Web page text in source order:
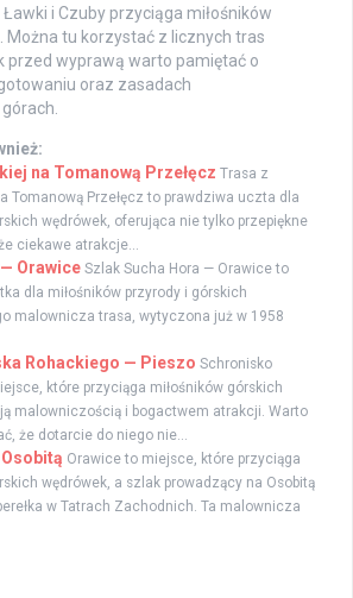
i Czuby przyciąga miłośników
tu korzystać z licznych tras
przed wyprawą warto pamiętać o
oraz zasadach
na Tomanową Przełęcz Trasa z
Tomanową Przełęcz to prawdziwa uczta dla
wędrówek, oferująca nie tylko przepiękne
ciekawe atrakcje...
Orawice Szlak Sucha Hora — Orawice to
dla miłośników przyrody i górskich
malownicza trasa, wytyczona już w 1958
Rohackiego — Pieszo Schronisko
które przyciąga miłośników górskich
malowniczością i bogactwem atrakcji. Warto
że dotarcie do niego nie...
Orawice to miejsce, które przyciąga
wędrówek, a szlak prowadzący na Osobitą
w Tatrach Zachodnich. Ta malownicza